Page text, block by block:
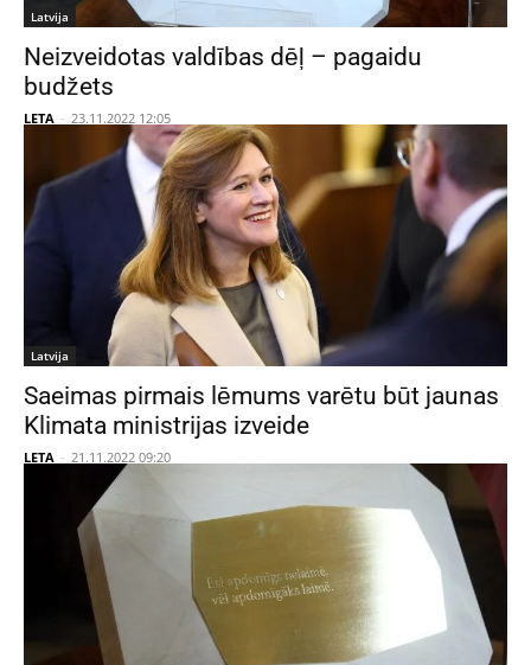
Latvija
Neizveidotas valdības dēļ – pagaidu
budžets
LETA - 23.11.2022 12:05
Latvija
Saeimas pirmais lēmums varētu būt jaunas
Klimata ministrijas izveide
LETA - 21.11.2022 09:20